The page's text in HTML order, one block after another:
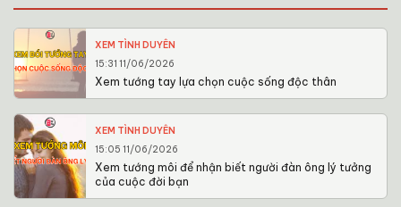
XEM TÌNH DUYÊN
15:31 11/06/2026
Xem tướng tay lựa chọn cuộc sống độc thân
XEM TÌNH DUYÊN
15:05 11/06/2026
Xem tướng môi để nhận biết người đàn ông lý tưởng
của cuộc đời bạn